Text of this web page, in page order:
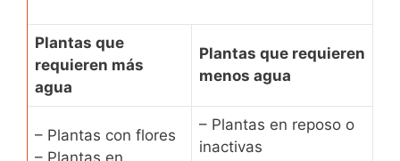
Plantas que
requieren más
agua
Plantas que requieren
menos agua
– Plantas con flores
– Plantas en
– Plantas en reposo o
inactivas